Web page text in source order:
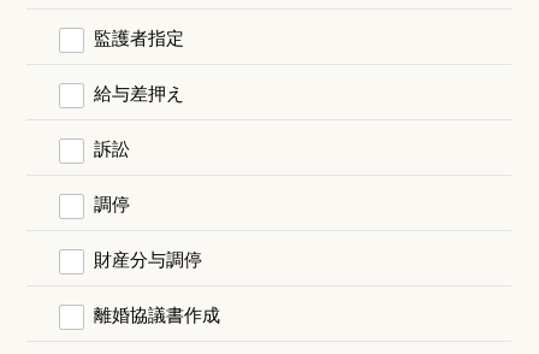
監護者指定
給与差押え
訴訟
調停
財産分与調停
離婚協議書作成